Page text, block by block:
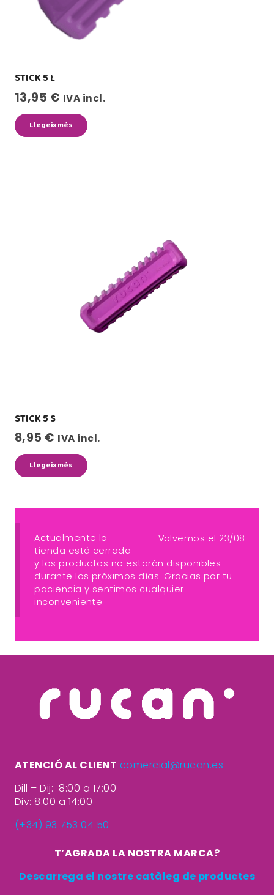
Volvemos el 23/08
Actualmente la
tienda está cerrada
y los productos no estarán disponibles
durante los próximos días. Gracias por tu
paciencia y sentimos cualquier
inconveniente.
STICK 5 L
13,95 € IVA incl.
Llegeix més
STICK 5 S
8,95 € IVA incl.
Llegeix més
ATENCIÓ AL CLIENT comercial@rucan.es
Dill – Dij: 8:00 a 17:00
Div: 8:00 a 14:00
(+34) 93 753 04 50
T’AGRADA LA NOSTRA MARCA?
Descarrega el nostre catàleg de productes